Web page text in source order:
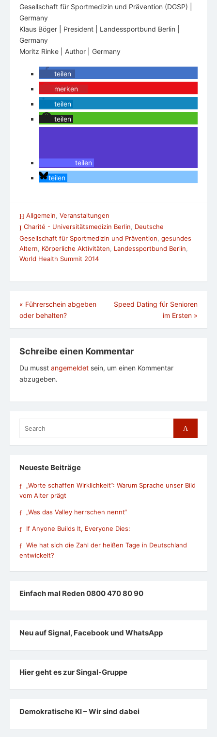
Gesellschaft für Sportmedizin und Prävention (DGSP) |
Germany
Klaus Böger | President | Landessportbund Berlin |
Germany
Moritz Rinke | Author | Germany
teilen
merken
teilen
teilen
teilen
teilen
Allgemein Veranstaltungen
Charité - Universitätsmedizin Berlin, Deutsche
Gesellschaft für Sportmedizin und Prävention gesundes
Altern
Körperliche Aktivitäten Landessportbund Berlin
World Health Summit 2014
Beitragsnavigation
« Führerschein abgeben
oder behalten?
Speed Dating für Senioren
im Ersten »
Schreibe einen Kommentar
Du musst angemeldet sein, um einen Kommentar
abzugeben.
for:
Search
Neueste Beiträge
„Worte schaffen Wirklichkeit“: Warum Sprache unser Bild
vom Alter prägt
„Was das Valley herrschen nennt“
If Anyone Builds It, Everyone Dies:
Wie hat sich die Zahl der heißen Tage in Deutschland
entwickelt?
Einfach mal Reden 0800 470 80 90
Neu auf Signal, Facebook und WhatsApp
Hier geht es zur Singal-Gruppe
Demokratische KI – Wir sind dabei